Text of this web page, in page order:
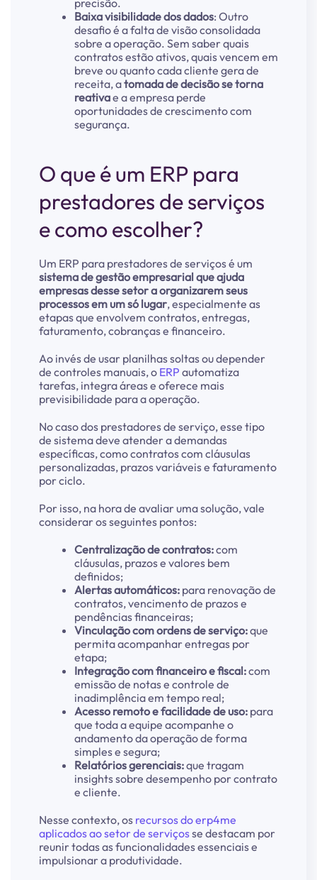
precisão.
Baixa visibilidade dos dados: Outro
desafio é a falta de visão consolidada
sobre a operação. Sem saber quais
contratos estão ativos, quais vencem em
breve ou quanto cada cliente gera de
receita, atomada de decisão se torna
reativae a empresa perde
oportunidades de crescimento com
segurança.
O que é um ERP para
prestadores de serviços
e como escolher?
Um ERP para prestadores de serviços é um
sistema de gestão empresarial que ajuda
empresas desse setor a organizarem seus
processos em um só lugar, especialmente as
etapas que envolvem contratos, entregas,
faturamento, cobranças e financeiro.
Ao invés de usar planilhas soltas ou depender
de controles manuais, o ERP automatiza
tarefas, integra áreas e oferece mais
previsibilidade para a operação.
No caso dos prestadores de serviço, esse tipo
de sistema deve atender a demandas
específicas, como contratos com cláusulas
personalizadas, prazos variáveis e faturamento
por ciclo.
Por isso, na hora de avaliar uma solução, vale
considerar os seguintes pontos:
Centralização de contratos:com
cláusulas, prazos e valores bem
definidos;
Alertas automáticos: para renovação de
contratos, vencimento de prazos e
pendências financeiras;
Vinculação com ordens de serviço:que
permita acompanhar entregas por
etapa;
Integração com financeiro e fiscal:com
emissão de notas e controle de
inadimplência em tempo real;
Acesso remoto e facilidade de uso: para
que toda a equipe acompanhe o
andamento da operação de forma
simples e segura;
Relatórios gerenciais:que tragam
insights sobre desempenho por contrato
e cliente.
Nesse contexto, os recursos do erp4me
aplicados ao setor de serviçosse destacam por
reunir todas as funcionalidades essenciais e
impulsionar a produtividade.